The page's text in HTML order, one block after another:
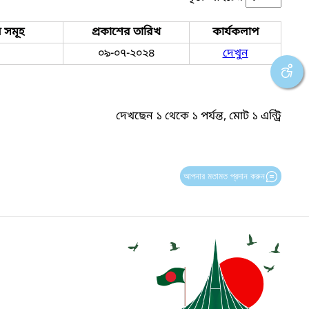
সমূহ প্রকাশের তারিখ
কার্যকলাপ
০৯-০৭-২০২৪
দেখুন
দেখছেন ১ থেকে ১ পর্যন্ত, মোট ১ এন্ট্রি
আপনার মতামত প্রদান করুন